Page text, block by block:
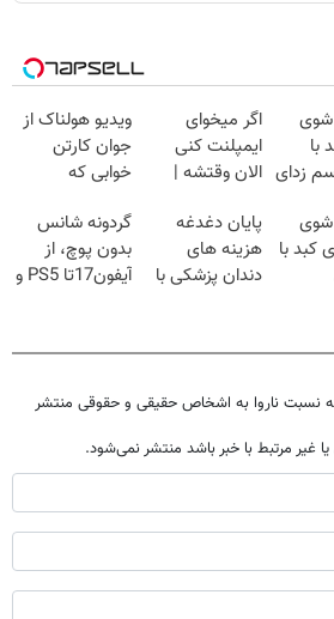
با
زدای
اگر میخوای
ایمپلنت کنی
الان وقتشه |
میلیون تومان!!!
ویدیو هولناک از
جوان کارتن
خوابی که
آموزش رایگان
کبد با
پایان دغدغه
هزینه های
دندان پزشکی با
گردونه شانس
بدون پوچ، از
آیفون17تا PS5 و
نسبت ناروا به اشخاص حقیقی و حقوقی منتشر
یا غیر مرتبط با خبر باشد منتشر نمی‌شود.